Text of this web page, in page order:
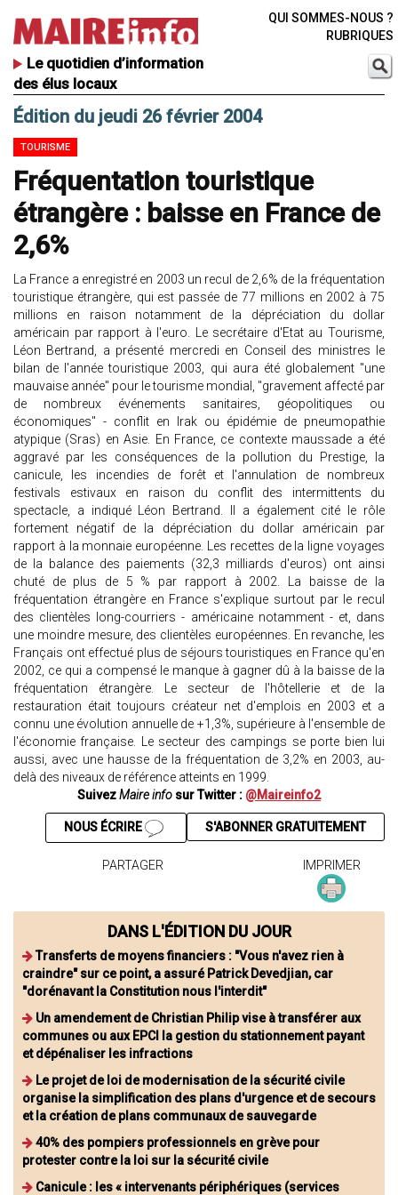
Le quotidien d’information
des élus locaux
QUI SOMMES-NOUS ?
RUBRIQUES
Édition du jeudi 26 février 2004
TOURISME
Fréquentation touristique
étrangère : baisse en France de
2,6%
La France a enregistré en 2003 un recul de 2,6% de la fréquentation
touristique étrangère, qui est passée de 77 millions en 2002 à 75
millions en raison notamment de la dépréciation du dollar
américain par rapport à l'euro. Le secrétaire d'Etat au Tourisme,
Léon Bertrand, a présenté mercredi en Conseil des ministres le
bilan de l'année touristique 2003, qui aura été globalement "une
mauvaise année" pour le tourisme mondial, "gravement affecté par
de nombreux événements sanitaires, géopolitiques ou
économiques" - conflit en Irak ou épidémie de pneumopathie
atypique (Sras) en Asie. En France, ce contexte maussade a été
aggravé par les conséquences de la pollution du Prestige, la
canicule, les incendies de forêt et l'annulation de nombreux
festivals estivaux en raison du conflit des intermittents du
spectacle, a indiqué Léon Bertrand. Il a également cité le rôle
fortement négatif de la dépréciation du dollar américain par
rapport à la monnaie européenne. Les recettes de la ligne voyages
de la balance des paiements (32,3 milliards d'euros) ont ainsi
chuté de plus de 5 % par rapport à 2002. La baisse de la
fréquentation étrangère en France s'explique surtout par le recul
des clientèles long-courriers - américaine notamment - et, dans
une moindre mesure, des clientèles européennes. En revanche, les
Français ont effectué plus de séjours touristiques en France qu'en
2002, ce qui a compensé le manque à gagner dû à la baisse de la
fréquentation étrangère. Le secteur de l'hôtellerie et de la
restauration était toujours créateur net d'emplois en 2003 et a
connu une évolution annuelle de +1,3%, supérieure à l'ensemble de
l'économie française. Le secteur des campings se porte bien lui
aussi, avec une hausse de la fréquentation de 3,2% en 2003, au-
delà des niveaux de référence atteints en 1999.
SuivezMaire info sur Twitter : @Maireinfo2
S'ABONNER GRATUITEMENT
NOUS ÉCRIRE
PARTAGER IMPRIMER
DANS L'ÉDITION DU JOUR
Transferts de moyens financiers : "Vous n'avez rien à
craindre" sur ce point, a assuré Patrick Devedjian, car
"dorénavant la Constitution nous l'interdit"
Un amendement de Christian Philip vise à transférer aux
communes ou aux EPCI la gestion du stationnement payant
et dépénaliser les infractions
Le projet de loi de modernisation de la sécurité civile
organise la simplification des plans d'urgence et de secours
et la création de plans communaux de sauvegarde
40% des pompiers professionnels en grève pour
protester contre la loi sur la sécurité civile
Canicule : les « intervenants périphériques (services